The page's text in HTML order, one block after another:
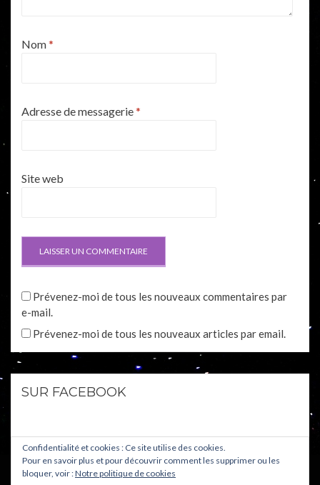
Nom*
Adresse de messagerie*
Site web
Prévenez-moi de tous les nouveaux commentaires par
e-mail.
Prévenez-moi de tous les nouveaux articles par email.
SUR FACEBOOK
Confidentialité et cookies : Ce site utilise des cookies.
Pour en savoir plus et pour découvrir comment les supprimer ou les
bloquer, voir :Notre politique de cookies